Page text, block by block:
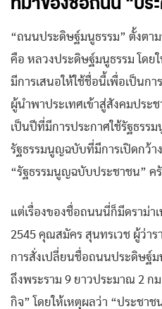
“ถนนประดิษฐ์มนูธรรม” ตั้งตา
คือ หลวงประดิษฐ์มนูธรรม โดย
มีการเสนอให้ใช้ชื่อนี้เพื่อเป็นก
ผู้นำพาประเทศเข้าสู่สังคมประ
เป็นปีที่มีการประกาศใช้รัฐธรร
รัฐธรรมนูญฉบับที่มีการเปิดกว้า
“รัฐธรรมนูญฉบับประชาชน” ค
แต่เรื่องของชื่อถนนนี่ก็มีดราม่า
2545 คุณสมัคร สุนทรเวช ผู้ว่า
การสั่งเปลี่ยนชื่อถนนประดิษฐ์ม
ถึงพระราม 9 ยาวประมาณ 2 ก
กิจ” โดยให้เหตุผลว่า “ประชา